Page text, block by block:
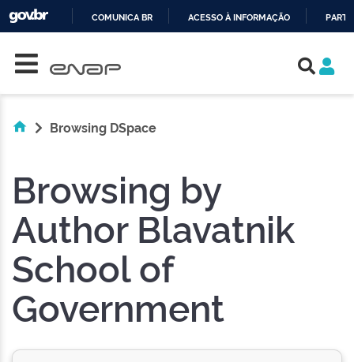
COMUNICA BR ACESSO À INFORMAÇÃO
Browsing DSpace
Browsing by
Author Blavatnik
School of
Government